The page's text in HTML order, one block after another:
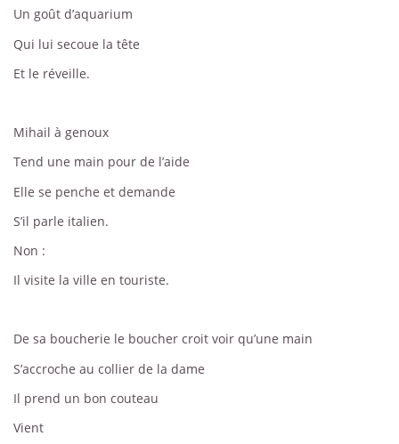
Un goût d’aquarium
Qui lui secoue la tête
Et le réveille.
Mihail à genoux
Tend une main pour de l’aide
Elle se penche et demande
S’il parle italien.
Non :
Il visite la ville en touriste.
De sa boucherie le boucher croit voir qu’une main
S’accroche au collier de la dame
Il prend un bon couteau
Vient